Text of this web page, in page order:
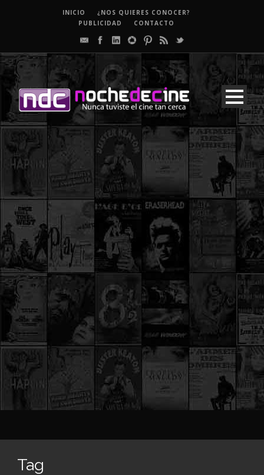
INICIO
¿NOS QUIERES CONOCER?
PUBLICIDAD
CONTACTO
Tag